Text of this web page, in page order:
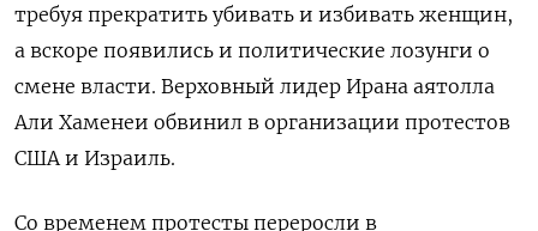
требуя прекратить убивать и избивать женщин,
а вскоре появились и политические лозунги о
смене власти. Верховный лидер Ирана аятолла
Али Хаменеи обвинил в организации протестов
США и Израиль.
Со временем протесты переросли в